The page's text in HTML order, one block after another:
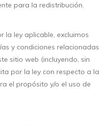
para la redistribución.
la ley aplicable, excluimos
y condiciones relacionadas
sitio web (incluyendo, sin
por la ley con respecto a la
el propósito y/o el uso de